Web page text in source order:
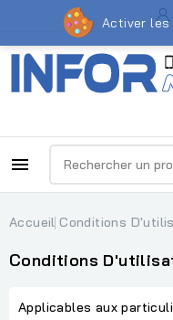

Accueil Conditions
Conditions
Applicables aux
Activer les